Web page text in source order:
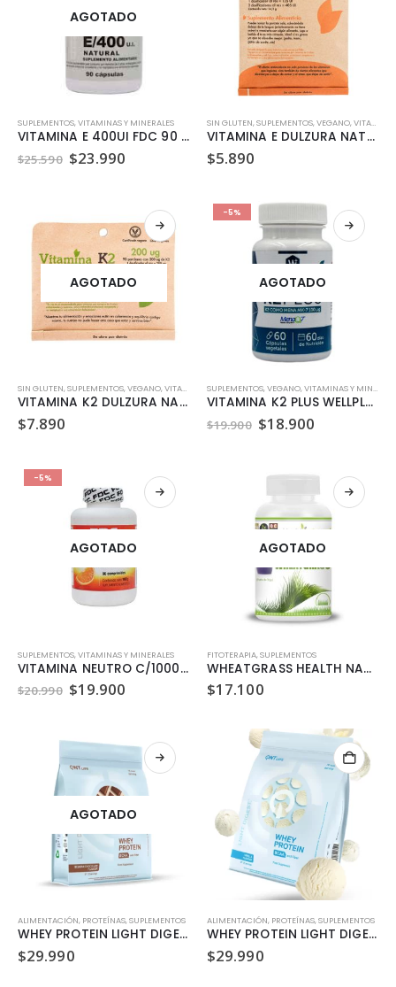
AGOTADO
SUPLEMENTOS,VITAMINAS Y MINERALES
VITAMINA E 400UI FDC 90 CAPSULAS
$25.590 El
precio
$23.990
$23.990.
SIN GLUTEN,SUPLEMENTOS,VEGANO,VITAMINAS Y MINERALES
VITAMINA E DULZURA NATURAL 24.3GR
$5.890
AGOTADO
SIN GLUTEN,SUPLEMENTOS,VEGANO,VITAMINAS Y MINERALES
VITAMINA K2 DULZURA NATURAL 5,8GR
$7.890
-5%
AGOTADO
SUPLEMENTOS,VEGANO,VITAMINAS Y MINERALES
VITAMINA K2 PLUS WELLPLUS 60 CAPSULAS
$19.900 El
precio
$19.900.
$18.900
$18.900.
-5%
AGOTADO
SUPLEMENTOS,VITAMINAS Y MINERALES
VITAMINA NEUTRO C/1000 FDC 90 COMPRIMIDOS
$20.990 El
precio
$20.990.
$19.900
$19.900.
AGOTADO
FITOTERAPIA,SUPLEMENTOS
WHEATGRASS HEALTH NATURAL 500 MG 90 CAPSULAS
$17.100
AGOTADO
ALIMENTACIÓN, PROTEÍNAS,SUPLEMENTOS
WHEY PROTEIN LIGHT DIGEST BELGIAN CHOCOLATE QNT LIIFE
$29.990
ALIMENTACIÓN, PROTEÍNAS,SUPLEMENTOS
WHEY PROTEIN LIGHT DIGEST VANILLA QNT LIIFE
$29.990